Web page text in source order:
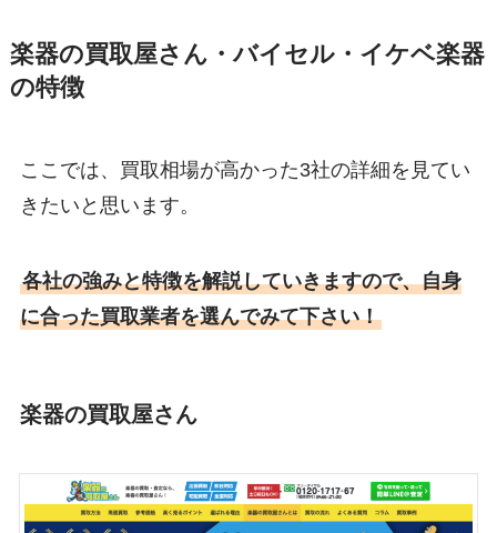
楽器の買取屋さん・バイセル・イケベ楽器
の特徴
ここでは、買取相場が高かった3社の詳細を見てい
きたいと思います。
各社の強みと特徴を解説していきますので、自身
に合った買取業者を選んでみて下さい！
楽器の買取屋さん